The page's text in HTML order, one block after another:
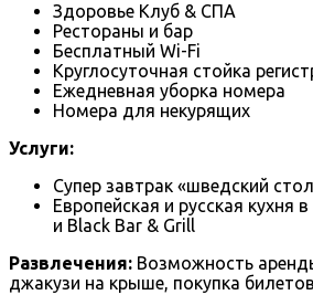
Здоровье Клуб & СПА
Рестораны и бар
Бесплатный Wi-Fi
Круглосуточная стойка
Ежедневная уборка номера
Номера для некурящих
Услуги:
Супер завтрак «шведский
Европейская и русская кухня
и Black Bar & Grill
Развлечения: Возможность
джакузи на крыше, покупка